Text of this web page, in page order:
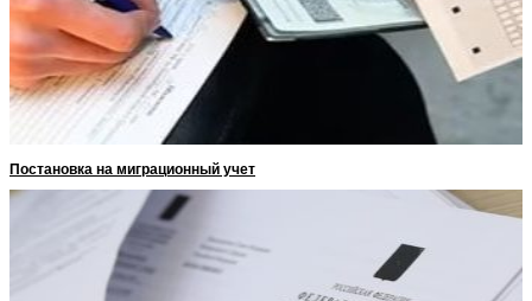
Постановка на миграционный учет